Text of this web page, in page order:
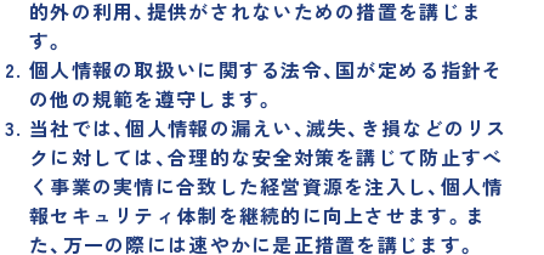
自治体の方へ
不動産投資家の方へ
IR情報
お知らせ
的外の利用、提供がされないための措置を講じま
す。
個人情報の取扱いに関する法令、国が定める指針そ
の他の規範を遵守します。
当社では、個人情報の漏えい、滅失、き損などのリス
クに対しては、合理的な安全対策を講じて防止すべ
く事業の実情に合致した経営資源を注入し、個人情
報セキュリティ体制を継続的に向上させます。ま
た、万一の際には速やかに是正措置を講じます。